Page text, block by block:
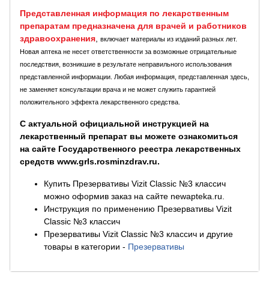
Представленная информация по лекарственным
препаратам предназначена для врачей и работников
здравоохранения
включает материалы из изданий разных лет.
Новая аптека не несет ответственности за возможные отрицательные
последствия, возникшие в результате неправильного использования
представленной информации. Любая информация, представленная здесь,
не заменяет консультации врача и не может служить гарантией
положительного эффекта лекарственного средства.
С актуальной официальной инструкцией на
лекарственный препарат вы можете ознакомиться
на сайте Государственного реестра лекарственных
средств www.grls.rosminzdrav.ru.
Купить Презервативы Vizit Classic №3 классич
можно оформив заказ на сайте newapteka.ru.
Инструкция по применению Презервативы Vizit
Classic №3 классич
Презервативы Vizit Classic №3 классич и другие
товары в категории - Презервативы